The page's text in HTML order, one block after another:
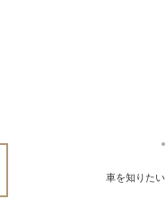
車を知りたい